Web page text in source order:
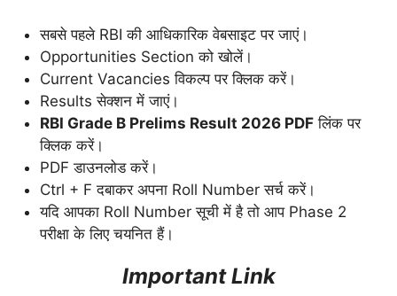
सबसे पहले RBI की आधिकारिक वेबसाइट पर जाएं।
Opportunities Section को खोलें।
Current Vacancies विकल्प पर क्लिक करें।
Results सेक्शन में जाएं।
RBI Grade B Prelims Result 2026 PDF लिंक पर
क्लिक करें।
PDF डाउनलोड करें।
Ctrl + F दबाकर अपना Roll Number सर्च करें।
यदि आपका Roll Number सूची में है तो आप Phase 2
परीक्षा के लिए चयनित हैं।
Important Link